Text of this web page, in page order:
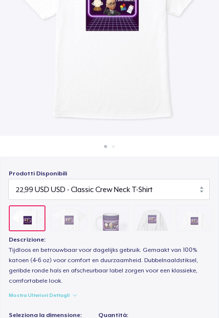
Vendi ovunque
Prodotti Disponibili
Descrizione:
Tijdloos en betrouwbaar voor dagelijks gebruik. Gemaakt van 100%
katoen (4-6 oz) voor comfort en duurzaamheid. Dubbelnaaldstiksel,
geribde ronde hals en afscheurbaar label zorgen voor een klassieke,
comfortabele look.
Mostra Ulteriori Dettagli
Seleziona la dimensione: Quantità: